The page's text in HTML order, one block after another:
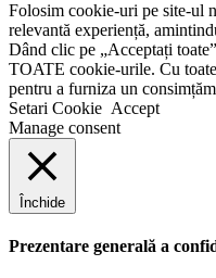
Folosim cookie-uri pe site-ul
relevantă experiență,
Dând clic pe „Acceptați
TOATE cookie-urile. Cu toate
pentru a furniza un
Setari Cookie Accept
Manage consent
Închide
Prezentare generală a